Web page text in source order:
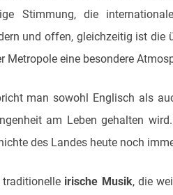
Stimmung, die
und offen, gleichzeitig ist die
Metropole eine besondere
man sowohl Englisch als
am Leben gehalten
des Landes heute noch
traditionelle irische Musik, die